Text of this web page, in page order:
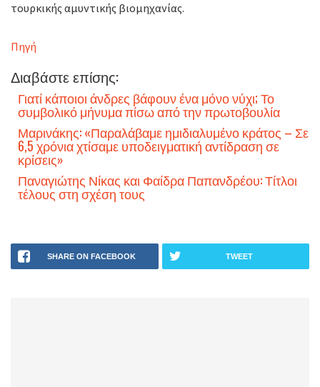
τουρκικής αμυντικής βιομηχανίας.
Πηγή
Διαβάστε επίσης:
Γιατί κάποιοι άνδρες βάφουν ένα μόνο νύχι; Το
συμβολικό μήνυμα πίσω από την πρωτοβουλία
Μαρινάκης: «Παραλάβαμε ημιδιαλυμένο κράτος – Σε
6,5 χρόνια χτίσαμε υποδειγματική αντίδραση σε
κρίσεις»
Παναγιώτης Νίκας και Φαίδρα Παπανδρέου: Τίτλοι
τέλους στη σχέση τους
SHARE ON FACEBOOK TWEET